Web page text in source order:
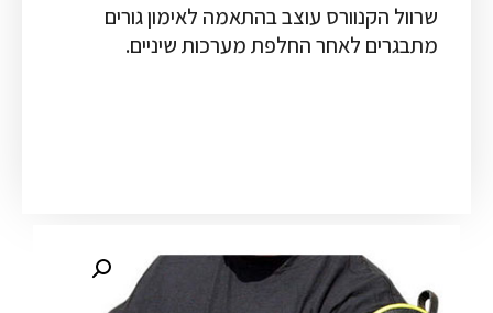
שרוול הקנוורס עוצב בהתאמה לאימון גורים
מתבגרים לאחר החלפת מערכות שיניים.